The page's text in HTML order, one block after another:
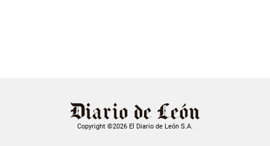
Copyright ©2026 El Diario de León S.A.